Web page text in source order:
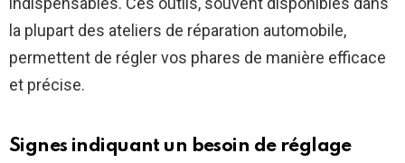
la plupart des ateliers de réparation automobile,
permettent de régler vos phares de manière efficace
et précise.
Signes indiquant un besoin de réglage